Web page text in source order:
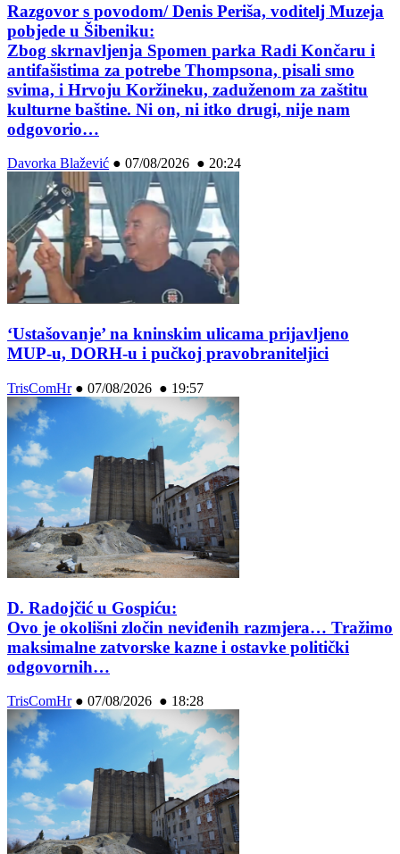
Razgovor s povodom/ Denis Periša, voditelj Muzeja
pobjede u Šibeniku:
Zbog skrnavljenja Spomen parka Radi Končaru i
antifašistima za potrebe Thompsona, pisali smo
svima, i Hrvoju Koržineku, zaduženom za zaštitu
kulturne baštine. Ni on, ni itko drugi, nije nam
odgovorio…
Davorka Blažević ● 07/08/2026 ● 20:24
‘Ustašovanje’ na kninskim ulicama prijavljeno
MUP-u, DORH-u i pučkoj pravobraniteljici
TrisComHr● 07/08/2026 ● 19:57
D. Radojčić u Gospiću:
Ovo je okolišni zločin neviđenih razmjera… Tražimo
maksimalne zatvorske kazne i ostavke politički
odgovornih…
TrisComHr● 07/08/2026 ● 18:28